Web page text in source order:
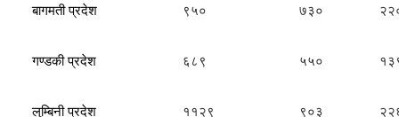
बागमती प्रदेश ९५० ७३०
गण्डकी प्रदेश ६८९ ५५०
लुम्बिनी प्रदेश ११२९ ९०३